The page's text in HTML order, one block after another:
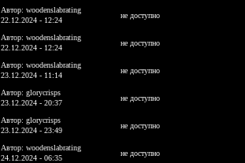
Автор: woodenslabrating
22.12.2024 - 12:24
не доступно
Автор: woodenslabrating
22.12.2024 - 12:24
не доступно
Автор: woodenslabrating
23.12.2024 - 11:14
не доступно
Автор: glorycrisps
23.12.2024 - 20:37
не доступно
Автор: glorycrisps
23.12.2024 - 23:49
не доступно
Автор: woodenslabrating
24.12.2024 - 06:35
не доступно